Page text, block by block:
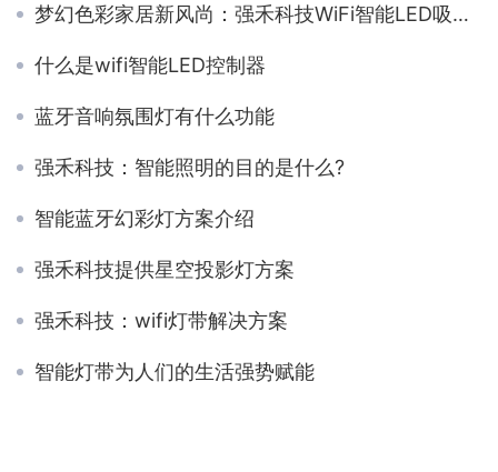
梦幻色彩家居新风尚：强禾科技WiFi智能LED吸顶灯方案
什么是wifi智能LED控制器
蓝牙音响氛围灯有什么功能
强禾科技：智能照明的目的是什么?
智能蓝牙幻彩灯方案介绍
强禾科技提供星空投影灯方案
强禾科技：wifi灯带解决方案
智能灯带为人们的生活强势赋能